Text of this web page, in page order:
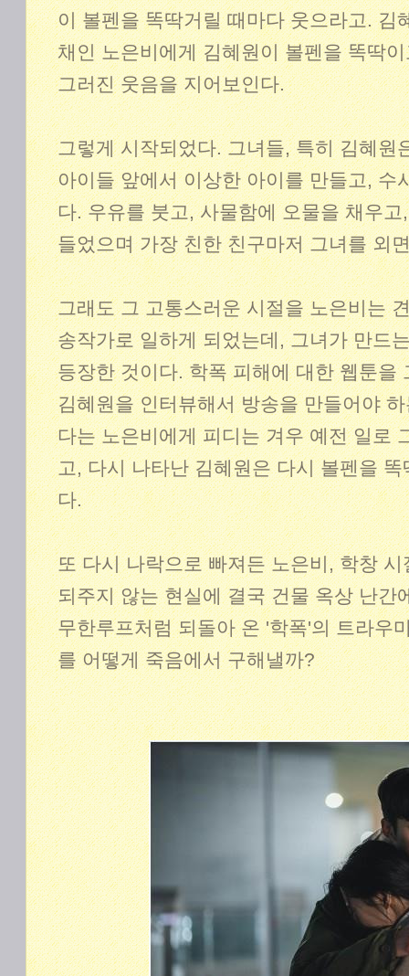
이 볼펜을 똑딱거릴 때마다 웃으라고. 김
채인 노은비에게 김혜원이 볼펜을 똑딱
그러진 웃음을 지어보인다.
그렇게 시작되었다. 그녀들, 특히 김혜원
아이들 앞에서 이상한 아이를 만들고, 수
다. 우유를 붓고, 사물함에 오물을 채우
들었으며 가장 친한 친구마저 그녀를 외
그래도 그 고통스러운 시절을 노은비는
송작가로 일하게 되었는데, 그녀가 만드
등장한 것이다. 학폭 피해에 대한 웹툰을
김혜원을 인터뷰해서 방송을 만들어야
다는 노은비에게 피디는 겨우 예전 일로
고, 다시 나타난 김혜원은 다시 볼펜을
다.
또 다시 나락으로 빠져든 노은비, 학창
되주지 않는 현실에 결국 건물 옥상 난
무한루프처럼 되돌아 온 '학폭'의 트라우
를 어떻게 죽음에서 구해낼까?